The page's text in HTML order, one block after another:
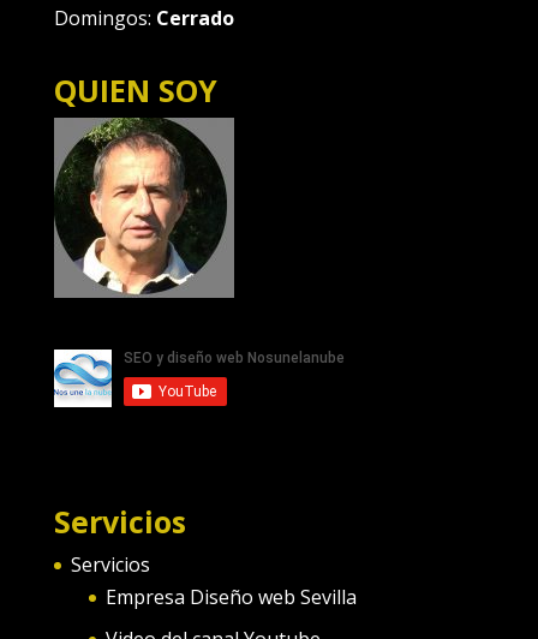
Domingos: Cerrado
QUIEN SOY
Servicios
Servicios
Empresa Diseño web Sevilla